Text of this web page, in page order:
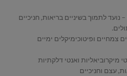
Dental Deep עם Oral-Activ – נועד לתמוך בשיניים בריאות, חניכיים
צמחיים ופיטוכימיקלים ימיים
מיקרוביאליות ואנטי דלקתיות
עצם וחניכיים